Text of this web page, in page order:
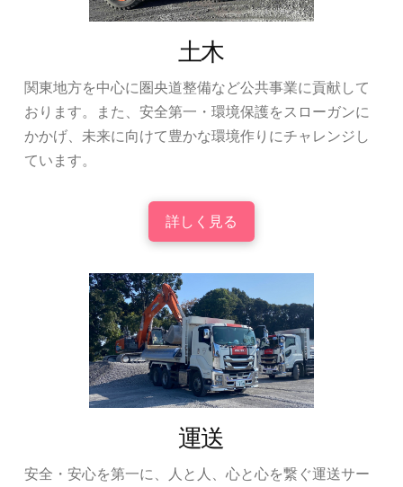
土木
関東地方を中心に圏央道整備など公共事業に貢献して
おります。また、安全第一・環境保護をスローガンに
かかげ、未来に向けて豊かな環境作りにチャレンジし
ています。
詳しく見る
運送
安全・安心を第一に、人と人、心と心を繋ぐ運送サー